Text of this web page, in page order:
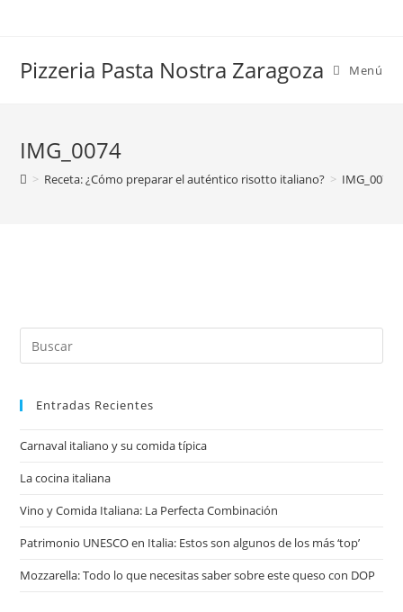
Pizzeria Pasta Nostra Zaragoza Menú
IMG_0074
> Receta: ¿Cómo preparar el auténtico risotto italiano? > IMG_0074
Buscar
en
webEntradas Recientes
Carnaval italiano y su comida típica
La cocina italiana
Vino y Comida Italiana: La Perfecta Combinación
Patrimonio UNESCO en Italia: Estos son algunos de los más ‘top’
Mozzarella: Todo lo que necesitas saber sobre este queso con DOP